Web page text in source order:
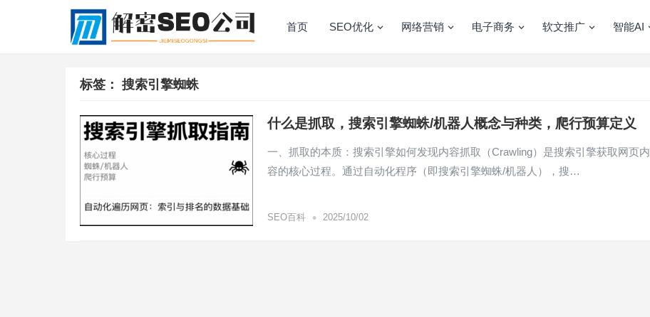
首页 SEO优化 网络营销 电子商务 软文推广 智能AI
标签： 搜索引擎蜘蛛
什么是抓取，搜索引擎蜘蛛/机器人概念与种类，爬行预算定义
一、抓取的本质：搜索引擎如何发现内容抓取（Crawling）是搜索引擎获取网页内
容的核心过程。通过自动化程序（即搜索引擎蜘蛛/机器人），搜…
SEO百科 • 2025/10/02